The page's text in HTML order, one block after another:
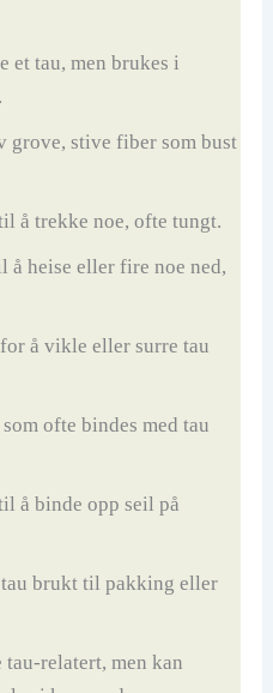
et tau, men brukes i
grove, stive fiber som bust
å trekke noe, ofte tungt.
å heise eller fire noe ned,
å vikle eller surre tau
ofte bindes med tau
å binde opp seil på
brukt til pakking eller
relatert, men kan